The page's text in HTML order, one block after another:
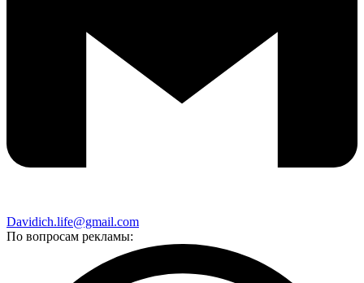
Davidich.life@gmail.com
По вопросам рекламы: